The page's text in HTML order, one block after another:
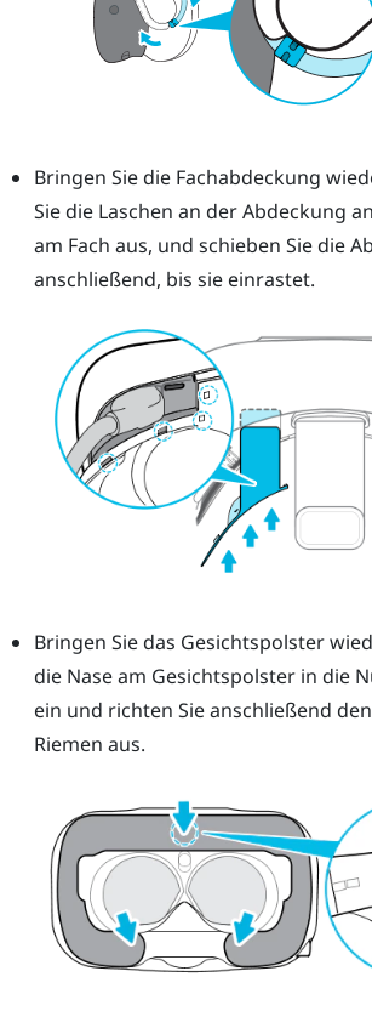
Bringen Sie die Fachabdeckung
Sie die Laschen an der Abdeckung
am Fach aus, und schieben Sie die
anschließend, bis sie einrastet.
Bringen Sie das Gesichtspolster
die Nase am Gesichtspolster in die
ein und richten Sie anschließend
Riemen aus.